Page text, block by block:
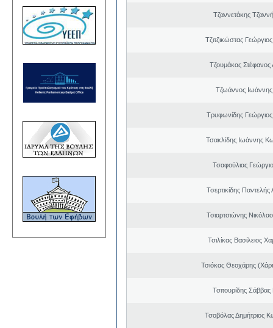
Τζαννετάκης
Τζιτζικώστας
Τζουμάκας Στέφανος
Τζωάννος Ιωάννης
Τρυφωνίδης
Τσακλίδης Ιωάννης
Τσαφούλιας
Τσερτικίδης Παντελής
Τσιαρτσιώνης
Τσιλίκας Βασίλειος
Τσιόκας Θεοχάρης
Τσιτουρίδης Σάββας
Τσοβόλας Δημήτριος